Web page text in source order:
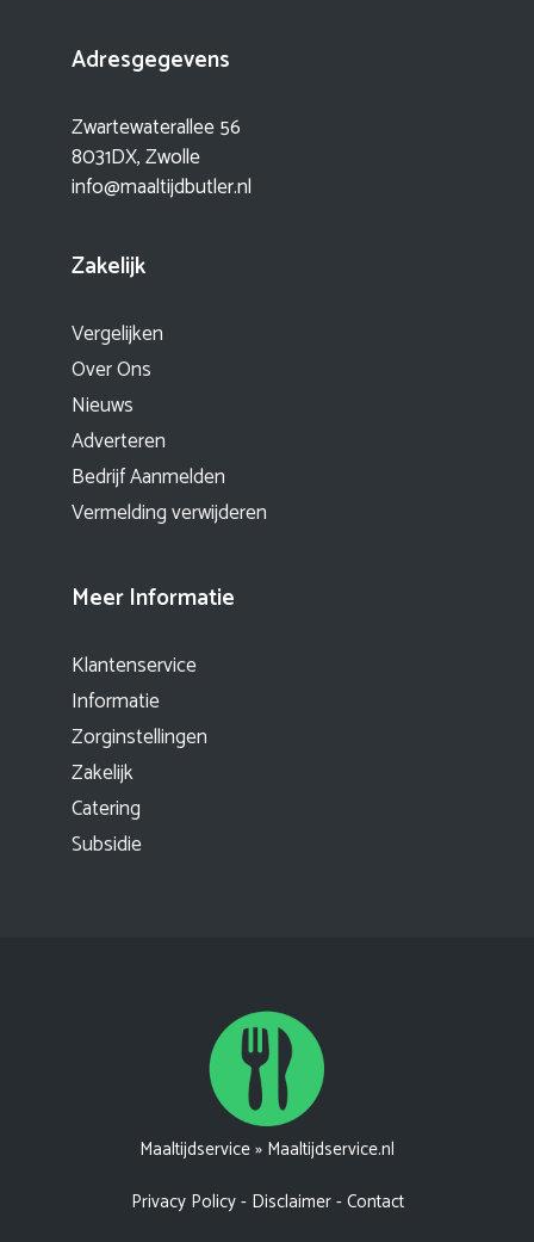
Adresgegevens
Zwartewaterallee 56
8031DX, Zwolle
info@maaltijdbutler.nl
Zakelijk
Vergelijken
Over Ons
Nieuws
Adverteren
Bedrijf Aanmelden
Vermelding verwijderen
Meer Informatie
Klantenservice
Informatie
Zorginstellingen
Zakelijk
Catering
Subsidie
Maaltijdservice» Maaltijdservice.nl
Privacy Policy- Disclaimer-Contact